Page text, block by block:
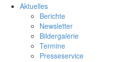
Aktuelles
Berichte
Newsletter
Bildergalerie
Termine
Presseservice